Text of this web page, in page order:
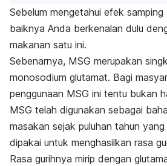
Sebelum mengetahui efek
baiknya Anda berkenalan dulu
makanan satu ini.
Sebenarnya, MSG merupakan
monosodium glutamat. Bagi
penggunaan MSG ini tentu bukan
MSG telah digunakan sebagai
masakan sejak puluhan tahun yang
dipakai untuk menghasilkan rasa
Rasa gurihnya mirip dengan